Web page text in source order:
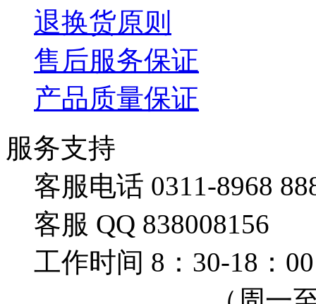
退换货原则
售后服务保证
产品质量保证
服务支持
客服电话 0311-8968
客服 QQ 838008156
工作时间 8：30-18：00